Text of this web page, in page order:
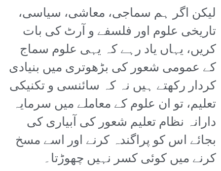
لیکن اگر ہم سماجی، معاشی، سیاسی،
تاریخی علوم اور فلسفے و آرٹ کی بات
کریں، یہاں یاد رہے کہ یہی علوم سماج
کے عمومی شعور کی بڑھوتری میں بنیادی
کردار رکھتے ہیں نہ کہ سائنسی و تکنیکی
تعلیم، تو ان علوم کے معاملے میں سرمایہ
دارانہ نظام تعلیم شعور کی آبیاری کی
بجائے اس کو پراگندہ کرنے اور اسے مسخ
کرنے میں کوئی کسر نہیں چھوڑتا۔